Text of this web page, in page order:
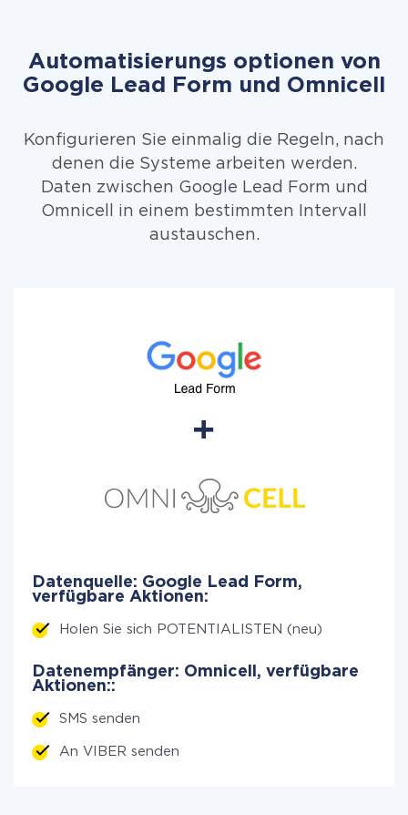
Automatisierungs optionen von
Google Lead Form und Omnicell
Konfigurieren Sie einmalig die Regeln, nach
denen die Systeme arbeiten werden.
Daten zwischen Google Lead Form und
Omnicell in einem bestimmten Intervall
austauschen.
Datenquelle: Google Lead Form,
verfügbare Aktionen:
Holen Sie sich POTENTIALISTEN (neu)
Datenempfänger: Omnicell, verfügbare
Aktionen::
SMS senden
An VIBER senden